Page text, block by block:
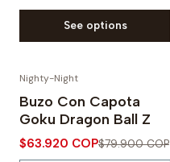
See options
Out of Stock
Nighty-Night
Buzo Con Capota
Goku Dragon Ball Z
$63.920 COP$79.900 COP